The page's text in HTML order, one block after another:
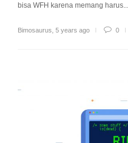
bisa WFH karena memang harus...
Bimosaurus 5 years ago 0